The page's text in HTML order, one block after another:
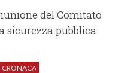
del Comitato
sicurezza pubblica
CRONACA